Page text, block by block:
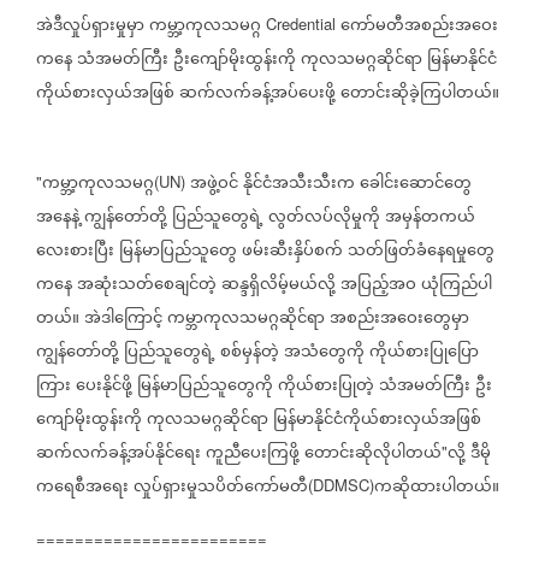
အဲဒီလှုပ်ရှားမှုမှာကမ္ဘာ့ကုလသမဂ္ဂ Credential ကော်မတီအစည်းအဝေး
ကနေသံအမတ်ကြီး ဦးကျော်မိုးထွန်းကိုကုလသမဂ္ဂဆိုင်ရာမြန်မာနိုင်ငံ
ကိုယ်စားလှယ်အဖြစ်ဆက်လက်ခန့်အပ်ပေးဖို့တောင်းဆိုခဲ့ကြပါတယ်။
"ကမ္ဘာ့ကုလသမဂ္ဂ(UN) အဖွဲ့ဝင်နိုင်ငံအသီးသီးကခေါင်းဆောင်တွေ
အနေနဲ့ကျွန်တော်တို့ပြည်သူတွေရဲ့လွတ်လပ်လိုမှုကိုအမှန်တကယ်
လေးစားပြီး မြန်မာပြည်သူတွေဖမ်းဆီးနှိပ်စက် သတ်ဖြတ်ခံနေရမှုတွေ
ကနေအဆုံးသတ်စေချင်တဲ့ဆန္ဒရှိလိမ့်မယ်လို့အပြည့်အဝယုံကြည်ပါ
တယ်။အဲဒါကြောင့်ကမ္ဘာကုလသမဂ္ဂဆိုင်ရာအစည်းအဝေးတွေမှာ
ကျွန်တော်တို့ပြည်သူတွေရဲ့စစ်မှန်တဲ့အသံတွေကိုကိုယ်စားပြုပြော
ကြားပေးနိုင်ဖို့မြန်မာပြည်သူတွေကိုကိုယ်စားပြုတဲ့ သံအမတ်ကြီး ဦး
ကျော်မိုးထွန်းကိုကုလသမဂ္ဂဆိုင်ရာမြန်မာနိုင်ငံကိုယ်စားလှယ်အဖြစ်
ဆက်လက်ခန့်အပ်နိုင်ရေးကူညီပေးကြဖို့တောင်းဆိုလိုပါတယ်"လို့ဒီမို
ကရေစီအရေးလှုပ်ရှားမှုသပိတ်ကော်မတီ(DDMSC)ကဆိုထားပါတယ်။
========================